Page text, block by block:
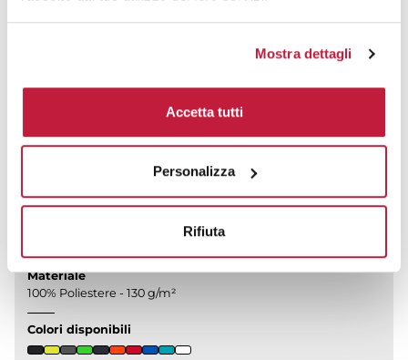
Mostra dettagli
Accetta tutti
Personalizza
Rifiuta
CALCOLA PREVENTIVO
Materiale
100% Poliestere - 130 g/m²
Colori disponibili